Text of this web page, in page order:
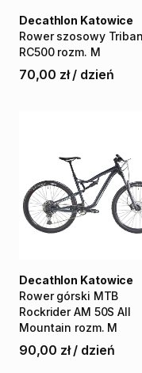
Rower szosowy Triban
RC500 rozm. M
Decathlon Katowice
70,00 zł / dzień
Rower górski MTB
Rockrider AM 50S All
Mountain rozm. M
Decathlon Katowice
90,00 zł / dzień